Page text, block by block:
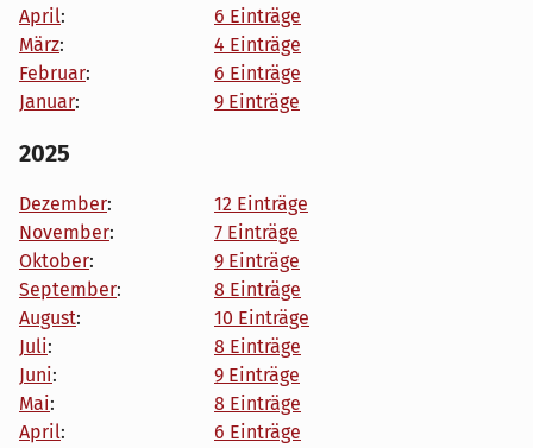
April:
6 Einträge
März:
4 Einträge
Februar:
6 Einträge
Januar: 9 Einträge
2025
Dezember:
12 Einträge
November:
7 Einträge
Oktober:
9 Einträge
September:
8 Einträge
August:
10 Einträge
Juli:
8 Einträge
Juni:
9 Einträge
Mai:
8 Einträge
April:
6 Einträge